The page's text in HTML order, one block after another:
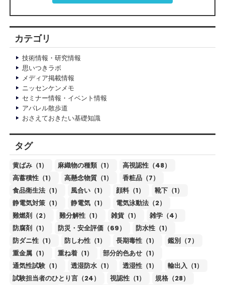
カテゴリ
技術情報・研究情報
思いつきラボ
メディア掲載情報
ニッセンケンメモ
セミナー情報・イベント情報
アパレル散歩道
おさえておきたい基礎知識
タグ
黄ばみ（1） 麻織物の種類（1）
高視認性（48）
高蓄積性（1）
高懸念物質（1）
香粧品（7）
食品衛生法（1）
風合い（1） 顔料（1）
靴下（1）
静電気対策（1）
静電気（1）
電気泳動法（2）
難燃剤（2）
難分解性（1） 雑貨（1）
雑学（4）
防腐剤（1）
防災・安全評価（69）
防水性（1）
防ダニ性（1）
防しわ性（1） 長期毒性（1）
鑑別（7）
重金属（1）
重ね着（1）
部分的色あせ（1）
通気性試験（1）
透湿防水（1） 透湿性（1）
輸出入（1）
試験担当者のひとり言（24）
視認性（1）
規格（28）